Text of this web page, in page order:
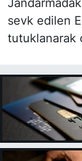
sevk edilen
tutuklanarak